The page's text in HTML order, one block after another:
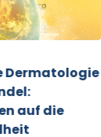
Dermatologie
auf die